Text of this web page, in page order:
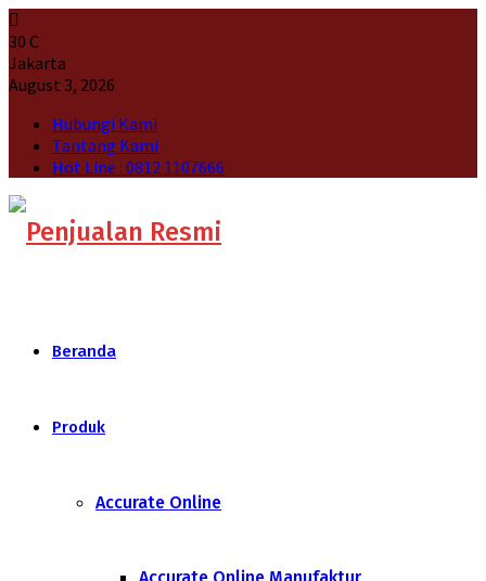
30 C
Jakarta
August 3, 2026
Hubungi Kami
Tantang Kami
Hot Line : 0812 1107666
Beranda
Produk
Accurate Online